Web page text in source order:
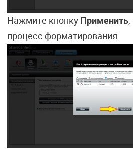
Нажмите кнопку Применить
процесс форматирования.